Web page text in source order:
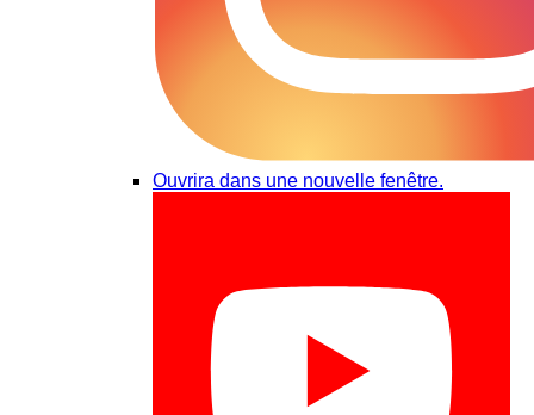
Ouvrira dans une nouvelle fenêtre.